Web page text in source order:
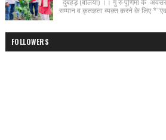
दुबहड़ (बलिया) ।। गु रु पूर्णिमा के
सम्मान व कृतज्ञता व्यक्त करने के लिए
FOLLOWERS